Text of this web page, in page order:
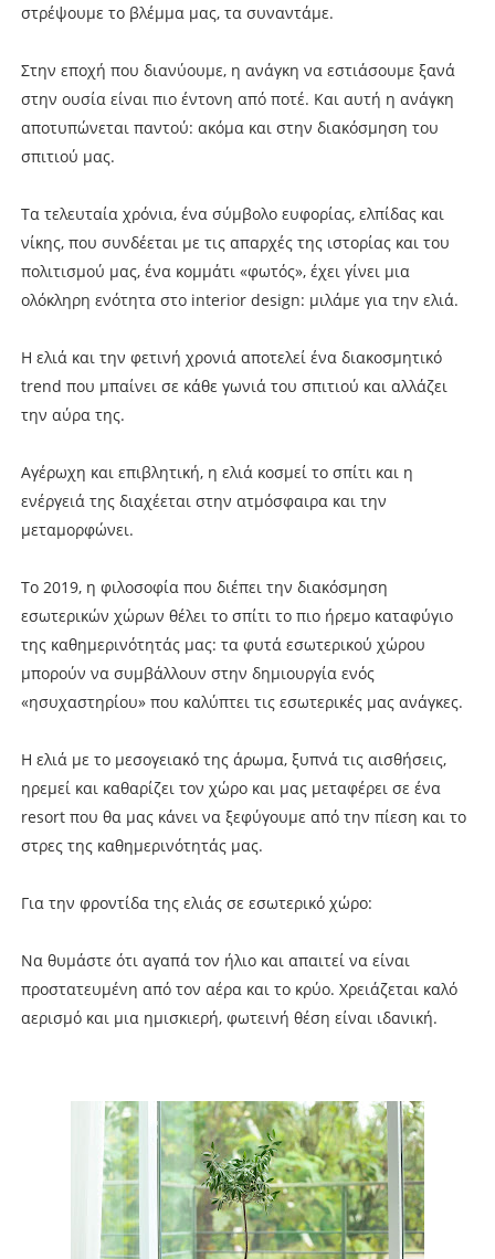
στρέψουμε το βλέμμα μας, τα συναντάμε.
Στην εποχή που διανύουμε, η ανάγκη να εστιάσουμε ξανά
στην ουσία είναι πιο έντονη από ποτέ. Και αυτή η ανάγκη
αποτυπώνεται παντού: ακόμα και στην διακόσμηση του
σπιτιού μας.
Τα τελευταία χρόνια, ένα σύμβολο ευφορίας, ελπίδας και
νίκης, που συνδέεται με τις απαρχές της ιστορίας και του
πολιτισμού μας, ένα κομμάτι «φωτός», έχει γίνει μια
ολόκληρη ενότητα στο interior design: μιλάμε για την ελιά.
Η ελιά και την φετινή χρονιά αποτελεί ένα διακοσμητικό
trend που μπαίνει σε κάθε γωνιά του σπιτιού και αλλάζει
την αύρα της.
Αγέρωχη και επιβλητική, η ελιά κοσμεί το σπίτι και η
ενέργειά της διαχέεται στην ατμόσφαιρα και την
μεταμορφώνει.
Το 2019, η φιλοσοφία που διέπει την διακόσμηση
εσωτερικών χώρων θέλει το σπίτι το πιο ήρεμο καταφύγιο
της καθημερινότητάς μας: τα φυτά εσωτερικού χώρου
μπορούν να συμβάλλουν στην δημιουργία ενός
«ησυχαστηρίου» που καλύπτει τις εσωτερικές μας ανάγκες.
Η ελιά με το μεσογειακό της άρωμα, ξυπνά τις αισθήσεις,
ηρεμεί και καθαρίζει τον χώρο και μας μεταφέρει σε ένα
resort που θα μας κάνει να ξεφύγουμε από την πίεση και το
στρες της καθημερινότητάς μας.
Για την φροντίδα της ελιάς σε εσωτερικό χώρο:
Nα θυμάστε ότι αγαπά τον ήλιο και απαιτεί να είναι
προστατευμένη από τον αέρα και το κρύο. Χρειάζεται καλό
αερισμό και μια ημισκιερή, φωτεινή θέση είναι ιδανική.